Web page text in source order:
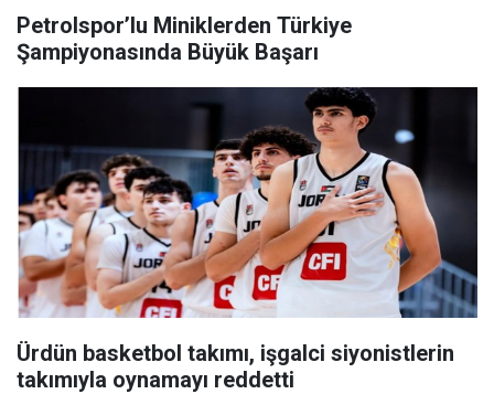
Petrolspor’lu Miniklerden Türkiye
Şampiyonasında Büyük Başarı
Ürdün basketbol takımı, işgalci siyonistlerin
takımıyla oynamayı reddetti